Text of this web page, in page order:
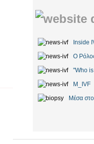
Inside
Ο
"Who
M_IVF
Μέσα